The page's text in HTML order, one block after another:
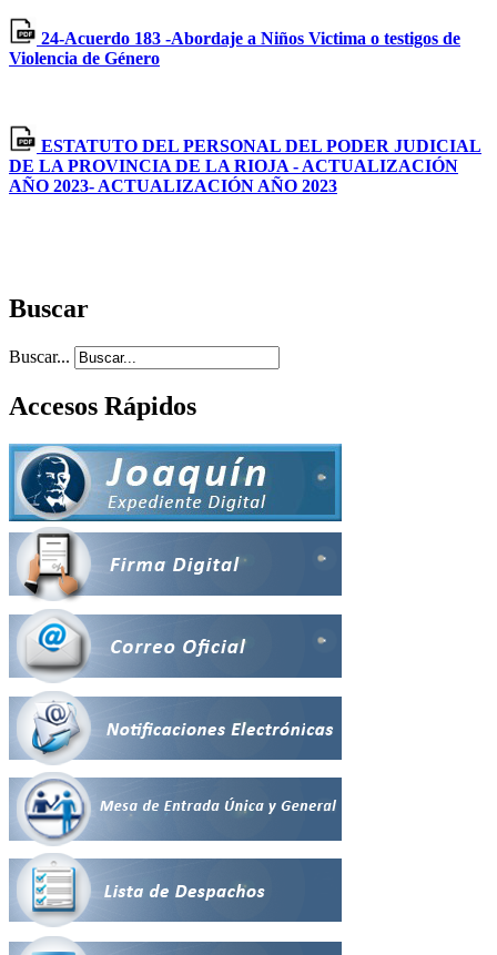
24-Acuerdo 183 -Abordaje a Niños Victima o testigos de
Violencia de Género
ESTATUTO DEL PERSONAL DEL PODER JUDICIAL
DE LA PROVINCIA DE LA RIOJA - ACTUALIZACIÓN
AÑO 2023- ACTUALIZACIÓN AÑO 2023
Buscar
Buscar...
Accesos Rápidos